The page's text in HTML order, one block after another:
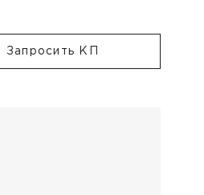
Запросить КП